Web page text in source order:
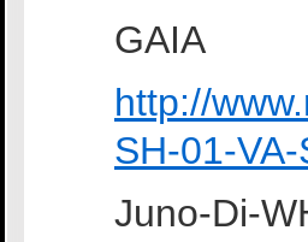
GAIA
http://
SH-01-
Juno-Di-